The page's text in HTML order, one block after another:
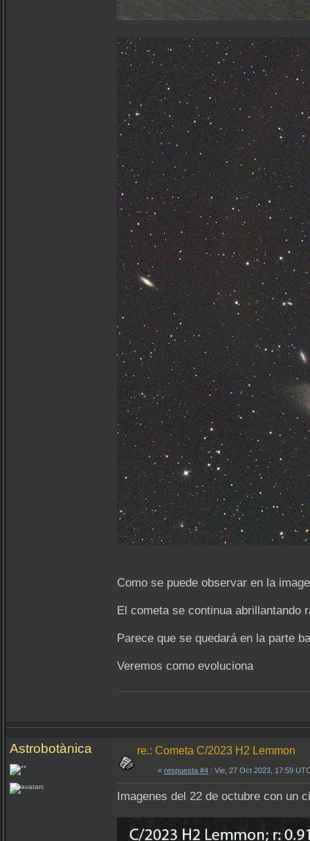
Como se puede observar en la
El cometa se continua abrillantando
Parece que se quedará en la parte
Veremos como evoluciona
Astrobotànica re.: Cometa C/2023 H2 Lemmon
« respuesta #4 : Vie, 27 Oct 2023, 17:59
Imagenes del 22 de octubre con un